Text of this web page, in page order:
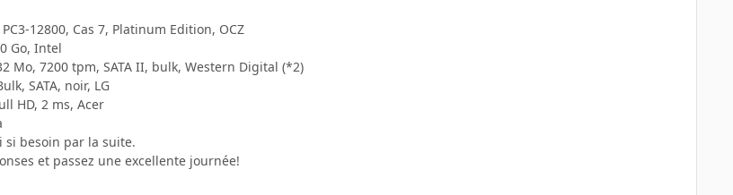
12800, Cas 7, Platinum Edition, OCZ
Go, Intel
Mo, 7200 tpm, SATA II, bulk, Western Digital (*2)
SATA, noir, LG
HD, 2 ms, Acer
si besoin par la suite.
et passez une excellente journée!